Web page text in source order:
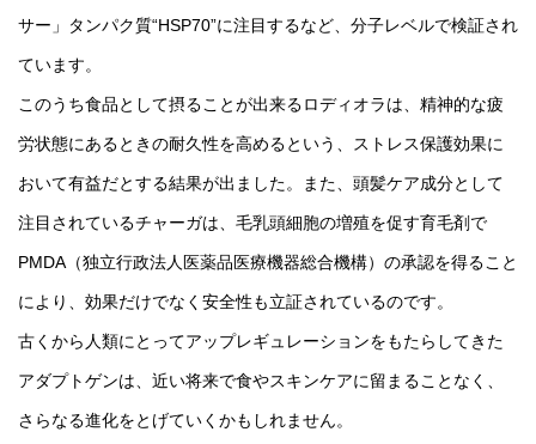
サー」タンパク質“HSP70”に注目するなど、分子レベルで検証され
ています。
このうち食品として摂ることが出来るロディオラは、精神的な疲
労状態にあるときの耐久性を高めるという、ストレス保護効果に
おいて有益だとする結果が出ました。また、頭髪ケア成分として
注目されているチャーガは、毛乳頭細胞の増殖を促す育毛剤で
PMDA（独立行政法人医薬品医療機器総合機構）の承認を得ること
により、効果だけでなく安全性も立証されているのです。
古くから人類にとってアップレギュレーションをもたらしてきた
アダプトゲンは、近い将来で食やスキンケアに留まることなく、
さらなる進化をとげていくかもしれません。